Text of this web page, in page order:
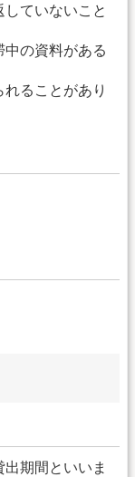
ていないこと
の資料がある
ることがあり
期間といいま